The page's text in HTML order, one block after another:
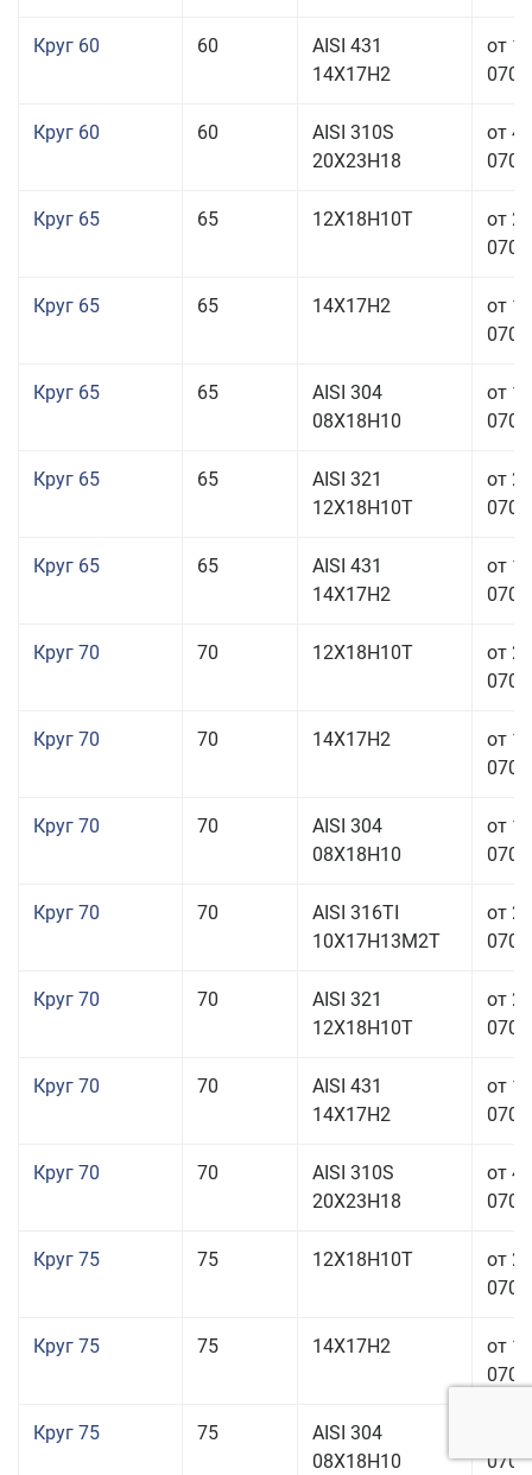
Круг 60 60
AISI 431
14Х17Н2
от
Круг 60 60
AISI 310S
20Х23Н18
от
Круг 65 65 12Х18Н10Т
от
Круг 65 65 14Х17Н2
от
Круг 65 65
AISI 304
08Х18Н10
от
Круг 65 65
AISI 321
12Х18Н10Т
от
Круг 65 65
AISI 431
14Х17Н2
от
Круг 70 70 12Х18Н10Т
от
Круг 70 70 14Х17Н2
от
Круг 70 70
AISI 304
08Х18Н10
от
Круг 70 70
AISI 316TI
10Х17Н13М2Т
от
Круг 70 70
AISI 321
12Х18Н10Т
от
Круг 70 70
AISI 431
14Х17Н2
от
Круг 70 70
AISI 310S
20Х23Н18
от
Круг 75 75 12Х18Н10Т
от
Круг 75 75 14Х17Н2
от
Круг 75 75
AISI 304
08Х18Н10